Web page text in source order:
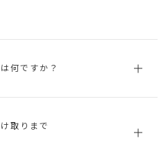
何ですか？
取りまで